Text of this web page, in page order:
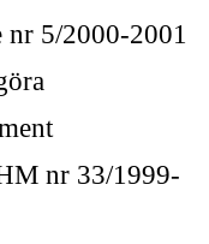
nr 5/2000-2001
nr 33/1999-